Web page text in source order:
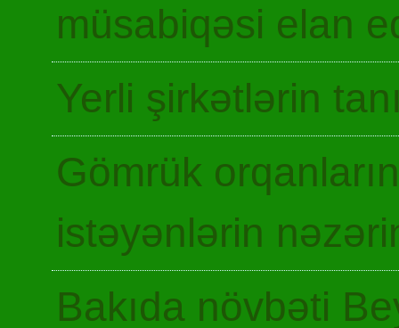
müsabiqəsi elan
Yerli şirkətlərin
Gömrük
istəyənlərin
Bakıda növbəti